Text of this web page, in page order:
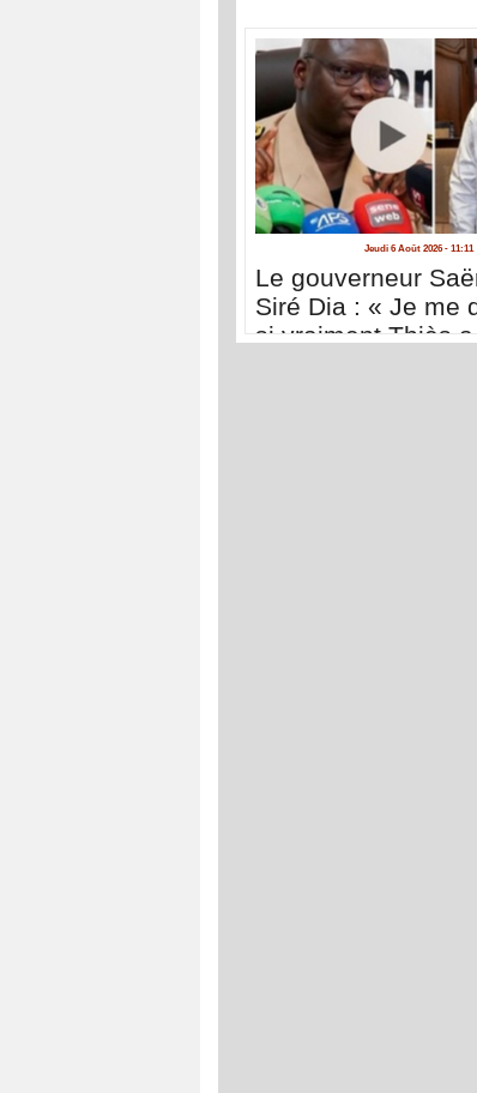
Jeudi 6 Août 2026 - 11:11
Le gouverneur
Siré Dia : « Je me
si vraiment Thiès a